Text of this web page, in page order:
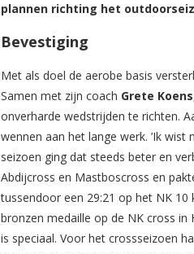
plannen richting het
Bevestiging
Met als doel de aerobe basis
Samen met zijn coach Grete Koens
onverharde wedstrijden te richten.
wennen aan het lange werk. ’Ik
seizoen ging dat steeds beter en
Abdijcross en Mastboscross en
tussendoor een 29:21 op het NK
bronzen medaille op de NK cross in
is speciaal. Voor het crossseizoen